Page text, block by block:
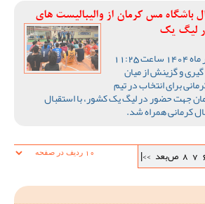
باشگاه مس کرمان از والیبالیست های
لیگ یک
و گزینش از میان
برای انتخاب در تیم
جهت حضور در لیگ یک کشور، با استقبال
کرمانی همراه شد.
7
8 ص‌بعد >>|